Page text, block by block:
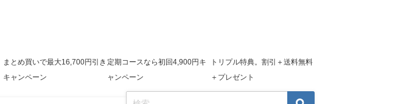
まとめ買いで最大16,700円引き
キャンペーン
定期コースなら初回4,900円キ
ャンペーン
トリプル特典。割引＋送料無料
＋プレゼント